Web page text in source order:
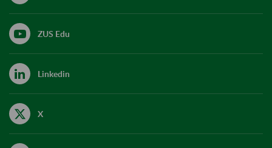
ZUS Edu
Linkedin
X